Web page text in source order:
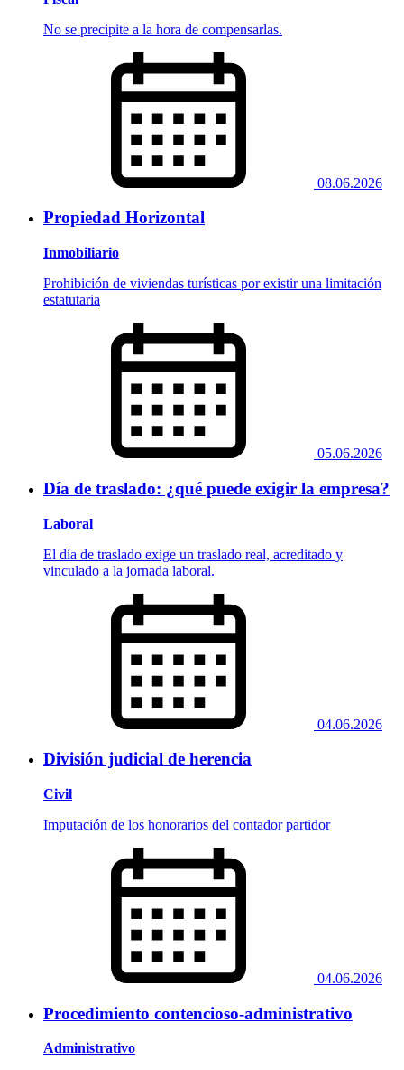
No se precipite a la hora de compensarlas.
08.06.2026
Propiedad Horizontal
Inmobiliario
Prohibición de viviendas turísticas por existir una limitación
estatutaria
05.06.2026
Día de traslado: ¿qué puede exigir la empresa?
Laboral
El día de traslado exige un traslado real, acreditado y
vinculado a la jornada laboral.
04.06.2026
División judicial de herencia
Civil
Imputación de los honorarios del contador partidor
04.06.2026
Procedimiento contencioso-administrativo
Administrativo